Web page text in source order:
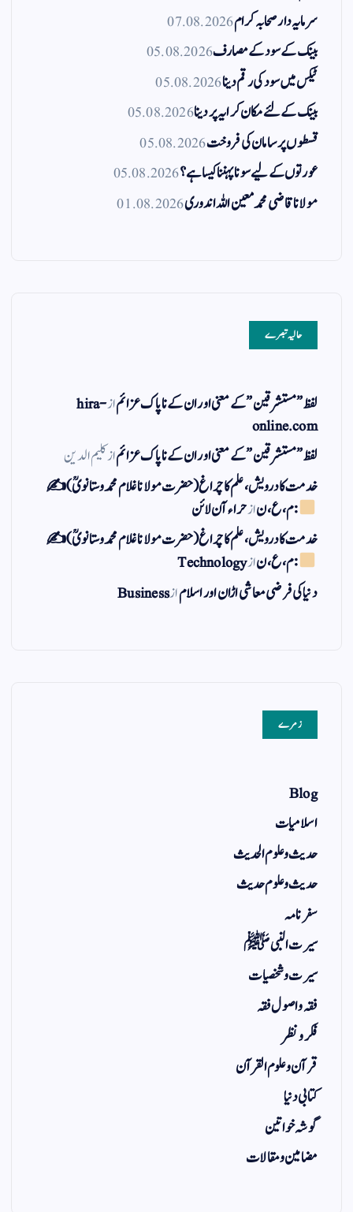
سرمایہ دار صحابہ کرام07.08.2026
بینک کے سود کے مصارف05.08.2026
ٹیکس میں سود کی رقم دینا05.08.2026
بینک کے لئے مکان کرایہ پر دینا05.08.2026
قسطوں پر سامان کی فروخت05.08.2026
عورتوں کے لیے سونا پہننا کیسا ہے؟05.08.2026
مولانا قاضی محمد معین اللہ اندوری01.08.2026
حالیہ تبصرے
لفظ ” مستشرقین ” کے معنی اور ان کے نا پاک عزائمازhira-
online.com
لفظ ” مستشرقین ” کے معنی اور ان کے نا پاک عزائمازکلیم الدین
خدمت کا درویش، علم کا چراغ(حضرت مولانا غلام محمد وستانویؒ)✍
: م ، ع ، نازحراء آن لائن
خدمت کا درویش، علم کا چراغ(حضرت مولانا غلام محمد وستانویؒ)✍
: م ، ع ، نازTechnology
دنیا کی فرضی معاشی اڑان اور اسلامازBusiness
زمرے
Blog
اسلامیات
حدیث و علوم الحدیث
حدیث و علوم حدیث
سفر نامہ
سیرت النبی ﷺ
سیرت و شخصیات
فقہ و اصول فقہ
فکر و نظر
قرآن و علوم القرآن
کتابی دنیا
گوشہ خواتین
مضامین و مقالات